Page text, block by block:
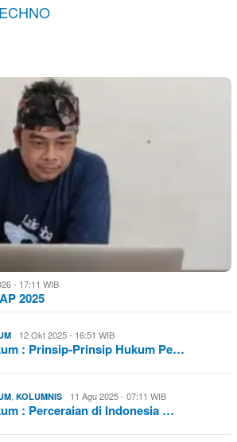
- 17:11 WIB
2025
12 Okt 2025 - 16:51 WIB
: Prinsip-Prinsip Hukum Pe…
, KOLUMNIS 11 Agu 2025 - 07:11 WIB
: Perceraian di Indonesia …